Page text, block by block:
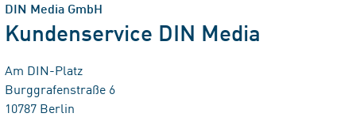
DIN Media GmbH
Kundenservice DIN Media
Am DIN-Platz
Burggrafenstraße 6
10787 Berlin